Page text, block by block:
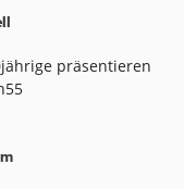
präsentieren